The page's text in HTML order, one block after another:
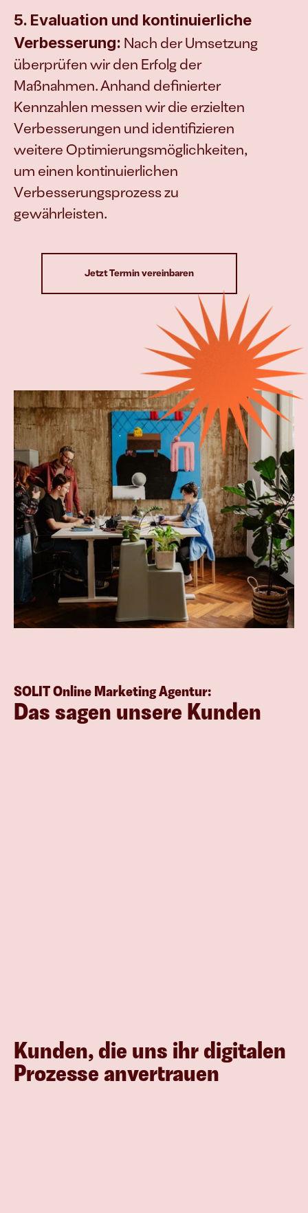
Kunden, die uns ihr digitalen
Prozesse anvertrauen
SOLIT Online Marketing Agentur:
Das sagen unsere Kunden
5. Evaluation und kontinuierliche
Verbesserung: Nach der Umsetzung
überprüfen wir den Erfolg der
Maßnahmen. Anhand definierter
Kennzahlen messen wir die erzielten
Verbesserungen und identifizieren
weitere Optimierungsmöglichkeiten,
um einen kontinuierlichen
Verbesserungsprozess zu
gewährleisten.
Jetzt Termin vereinbaren